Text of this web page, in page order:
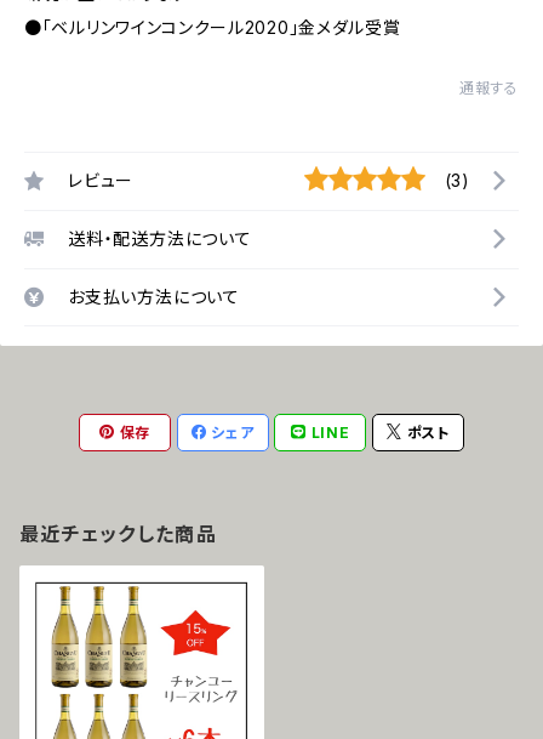
●「ベルリンワインコンクール2020」金メダル受賞
通報する
レビュー (3)
送料・配送方法について
お支払い方法について
保存 シェア LINE ポスト
最近チェックした商品